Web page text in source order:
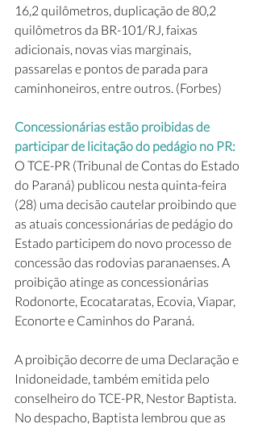
16,2 quilômetros, duplicação de 80,2
quilômetros da BR-101/RJ, faixas
adicionais, novas vias marginais,
passarelas e pontos de parada para
caminhoneiros, entre outros. (Forbes)
Concessionárias estão proibidas de
participar de licitação do pedágio no PR:
O TCE-PR (Tribunal de Contas do Estado
do Paraná) publicou nesta quinta-feira
(28) uma decisão cautelar proibindo que
as atuais concessionárias de pedágio do
Estado participem do novo processo de
concessão das rodovias paranaenses. A
proibição atinge as concessionárias
Rodonorte, Ecocataratas, Ecovia, Viapar,
Econorte e Caminhos do Paraná.
A proibição decorre de uma Declaração e
Inidoneidade, também emitida pelo
conselheiro do TCE-PR, Nestor Baptista.
No despacho, Baptista lembrou que as